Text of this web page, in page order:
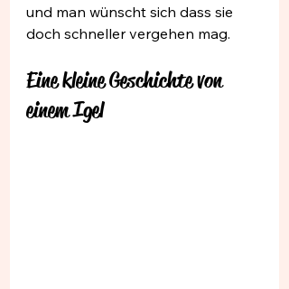
und man wünscht sich dass sie
doch schneller vergehen mag.
Eine kleine Geschichte von
einem Igel